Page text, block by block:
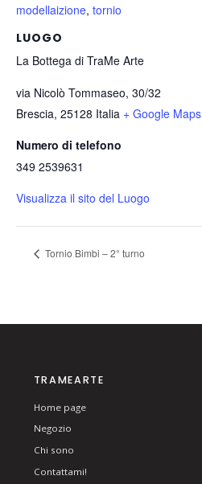
modellaizione, tornio
LUOGO
La Bottega di TraMe Arte
via Nicolò Tommaseo, 30/32
Brescia, 25128 Italia + Google Maps
Numero di telefono
349 2539631
Visualizza il sito del Luogo
Tornio Bimbi – 2° turno
TRAMEARTE
Home page
Negozio
Chi sono
Contattami!